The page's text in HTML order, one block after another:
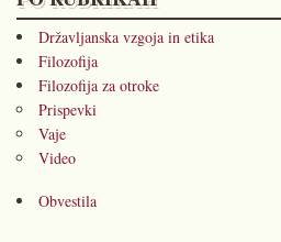
Državljanska vzgoja in etika
Filozofija
Filozofija za otroke
Prispevki
Vaje
Video
Obvestila